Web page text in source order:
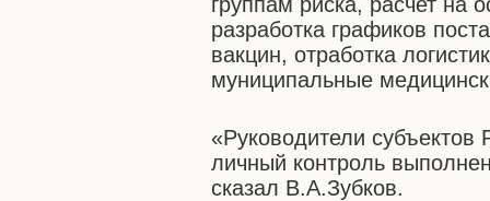
разработка графиков
вакцин, отработка
муниципальные
«Руководители
личный контроль
сказал В.А.Зубков.